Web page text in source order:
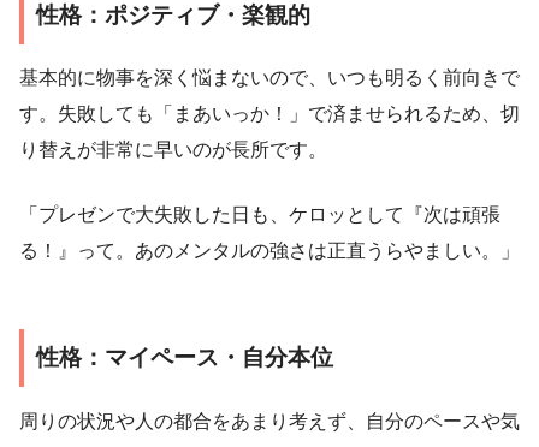
性格：ポジティブ・楽観的
基本的に物事を深く悩まないので、いつも明るく前向きで
す。失敗しても「まあいっか！」で済ませられるため、切
り替えが非常に早いのが長所です。
「プレゼンで大失敗した日も、ケロッとして『次は頑張
る！』って。あのメンタルの強さは正直うらやましい。」
性格：マイペース・自分本位
周りの状況や人の都合をあまり考えず、自分のペースや気